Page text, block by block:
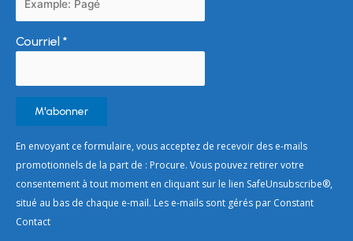
Courriel *
Constant
Contact
Use.
Please
leave
En envoyant ce formulaire, vous acceptez de recevoir des e-mails
promotionnels de la part de : Procure. Vous pouvez retirer votre
consentement à tout moment en cliquant sur le lien SafeUnsubscribe®,
situé au bas de chaque e-mail. Les e-mails sont gérés par Constant
Contact